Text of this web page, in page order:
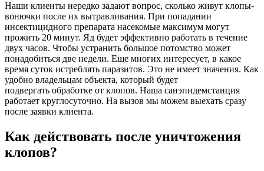
Наши клиенты нередко задают вопрос, сколько живут клопы-
вонючки после их вытравливания. При попадании
инсектицидного препарата насекомые максимум могут
прожить 20 минут. Яд будет эффективно работать в течение
двух часов. Чтобы устранить большое потомство может
понадобиться две недели. Еще многих интересует, в какое
время суток истреблять паразитов. Это не имеет значения. Как
удобно владельцам объекта, который будет
подвергать обработке от клопов. Наша санэпидемстанция
работает круглосуточно. На вызов мы можем выехать сразу
после заявки клиента.
Как действовать после уничтожения
клопов?